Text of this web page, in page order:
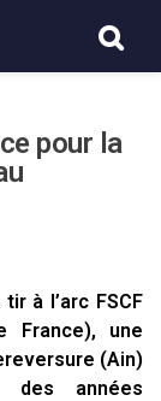
pour la
à l’arc FSCF
France), une
(Ain)
des années